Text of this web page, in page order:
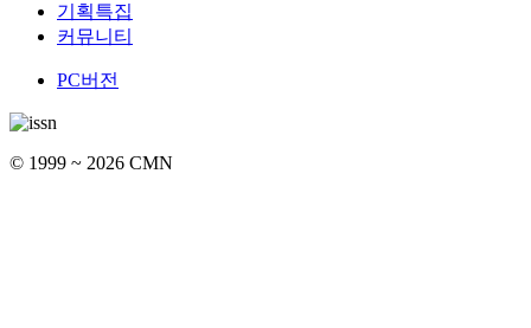
기획특집
커뮤니티
PC버전
© 1999 ~ 2026 CMN